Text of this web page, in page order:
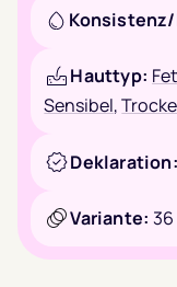
Hauttyp:
Sensibel,
Deklaration:
Variante: